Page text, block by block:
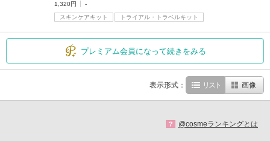
1,320円
-
スキンケアキット
トライアル・トラベルキット
プレミアム会員になって続きをみる
表示形式： リスト 画像
? @cosmeランキングとは